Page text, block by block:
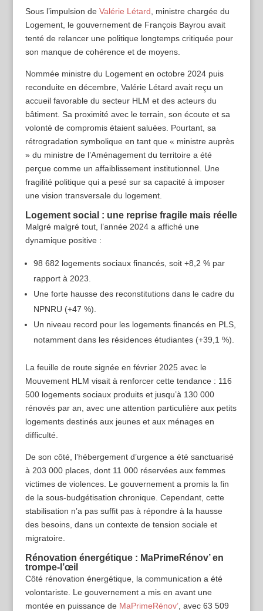
Sous l’impulsion de Valérie Létard , ministre chargée du
Logement, le gouvernement de François Bayrou avait
tenté de relancer une politique longtemps critiquée pour
son manque de cohérence et de moyens.
Nommée ministre du Logement en octobre 2024 puis
reconduite en décembre, Valérie Létard avait reçu un
accueil favorable du secteur HLM et des acteurs du
bâtiment. Sa proximité avec le terrain, son écoute et sa
volonté de compromis étaient saluées. Pourtant, sa
rétrogradation symbolique en tant que « ministre auprès
» du ministre de l’Aménagement du territoire a été
perçue comme un affaiblissement institutionnel. Une
fragilité politique qui a pesé sur sa capacité à imposer
une vision transversale du logement.
Logement social : une reprise fragile mais réelle
Malgré malgré tout, l’année 2024 a affiché une
dynamique positive :
98 682 logements sociaux financés, soit +8,2 % par
rapport à 2023.
Une forte hausse des reconstitutions dans le cadre du
NPNRU (+47 %).
Un niveau record pour les logements financés en PLS,
notamment dans les résidences étudiantes (+39,1 %).
La feuille de route signée en février 2025 avec le
Mouvement HLM visait à renforcer cette tendance : 116
500 logements sociaux produits et jusqu’à 130 000
rénovés par an, avec une attention particulière aux petits
logements destinés aux jeunes et aux ménages en
difficulté.
De son côté, l’hébergement d’urgence a été sanctuarisé
à 203 000 places, dont 11 000 réservées aux femmes
victimes de violences. Le gouvernement a promis la fin
de la sous-budgétisation chronique. Cependant, cette
stabilisation n’a pas suffit pas à répondre à la hausse
des besoins, dans un contexte de tension sociale et
migratoire.
Rénovation énergétique : MaPrimeRénov’ en
trompe-l’œil
Côté rénovation énergétique, la communication a été
volontariste. Le gouvernement a mis en avant une
montée en puissance de MaPrimeRénov’, avec 63 509